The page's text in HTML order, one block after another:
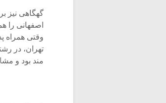
گهگاهی نیز
وقتی همراه
تهران، در
مند بود و